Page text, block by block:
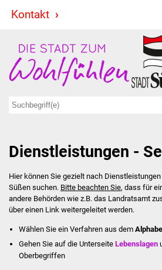
Kontakt
Stadt &
Dienstleistungen -
Hier können Sie gezielt nach
Süßen suchen. Bitte beachten Sie, dass für
andere Behörden wie z.B. das Landratsamt
über einen Link weitergeleitet werden.
Wählen Sie ein Verfahren aus dem
Gehen Sie auf die UnterseiteLebenslagen
Oberbegriffen